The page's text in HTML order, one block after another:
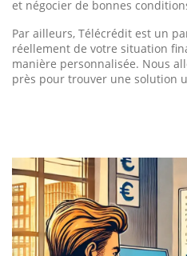
et négocier de bonnes
Par ailleurs, Télécrédit est un
réellement de votre situation
manière personnalisée. Nous
près pour trouver une solution